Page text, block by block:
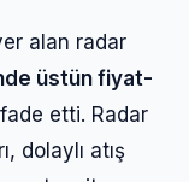
alan radar
üstün fiyat-
etti. Radar
dolaylı atış